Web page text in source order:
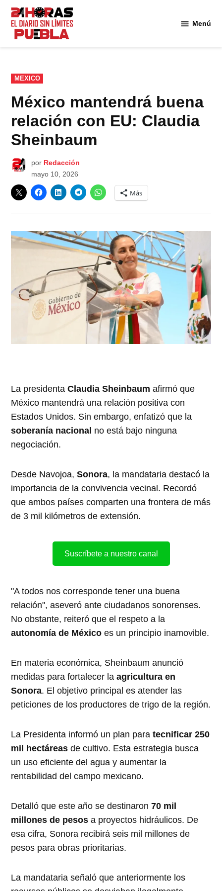
Saltar
contenido
Menú
PUBLICADO
EN
MEXICO
México mantendrá buena
relación con EU: Claudia
Sheinbaum
por Redacción
mayo 10, 2026
Más
La presidentaClaudia Sheinbaum afirmó que
México mantendrá una relación positiva con
Estados Unidos. Sin embargo, enfatizó que la
soberanía nacional no está bajo ninguna
negociación.
Desde Navojoa,Sonora, la mandataria destacó la
importancia de la convivencia vecinal. Recordó
que ambos países comparten una frontera de más
de 3 mil kilómetros de extensión.
Suscríbete a nuestro canal
"A todos nos corresponde tener una buena
relación", aseveró ante ciudadanos sonorenses.
No obstante, reiteró que el respeto a la
autonomía de México es un principio inamovible.
En materia económica, Sheinbaum anunció
medidas para fortalecer laagricultura en
Sonora. El objetivo principal es atender las
peticiones de los productores de trigo de la región.
La Presidenta informó un plan paratecnificar 250
mil hectáreas de cultivo. Esta estrategia busca
un uso eficiente del agua y aumentar la
rentabilidad del campo mexicano.
Detalló que este año se destinaron70 mil
millones de pesos a proyectos hidráulicos. De
esa cifra, Sonora recibirá seis mil millones de
pesos para obras prioritarias.
La mandataria señaló que anteriormente los